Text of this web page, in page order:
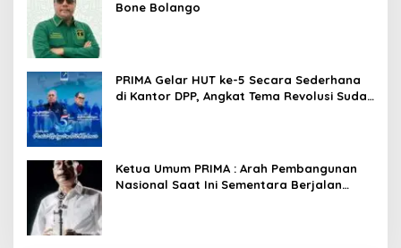
Bone Bolango
PRIMA Gelar HUT ke-5 Secara Sederhana
di Kantor DPP, Angkat Tema Revolusi Sudah
Ketua Umum PRIMA : Arah Pembangunan
Nasional Saat Ini Sementara Berjalan